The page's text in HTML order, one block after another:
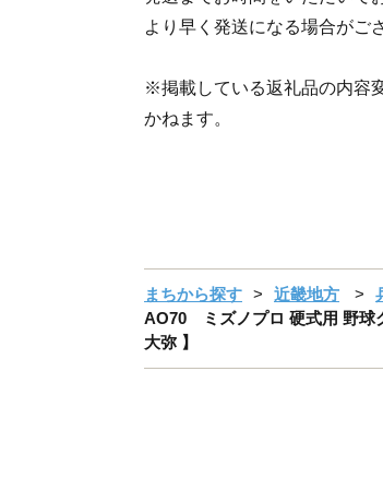
より早く発送になる場合がご
※掲載している返礼品の内容
かねます。
まちから探す 近畿地方
AO70 ミズノプロ 硬式用 野球
大弥 】